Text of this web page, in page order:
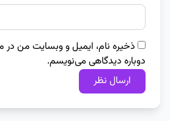
ذخیره نام، ایمیل و وبسایت من در
دوباره دیدگاهی می‌نویسم.